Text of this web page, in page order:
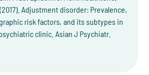
Adjustment disorder: Prevalence,
risk factors, and its subtypes in
clinic. Asian J Psychiatr.